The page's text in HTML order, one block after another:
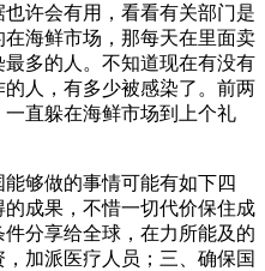
许会有用，看看有关部门是
海鲜市场，那每天在里面卖
多的人。不知道现在有没有
人，有多少被感染了。前两
直躲在海鲜市场到上个礼
够做的事情可能有如下四
成果，不惜一切代价保住成
分享给全球，在力所能及的
加派医疗人员；三、确保国